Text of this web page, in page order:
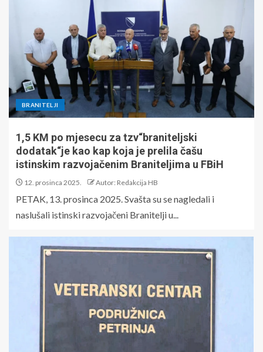
BRANITELJI
1,5 KM po mjesecu za tzv“braniteljski
dodatak“je kao kap koja je prelila čašu
istinskim razvojačenim Braniteljima u FBiH
12. prosinca 2025. Autor: Redakcija HB
PETAK, 13. prosinca 2025. Svašta su se nagledali i
naslušali istinski razvojačeni Branitelji u...